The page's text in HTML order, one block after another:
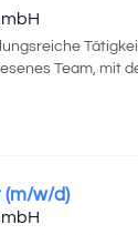
Team, mit
(m/w/d)